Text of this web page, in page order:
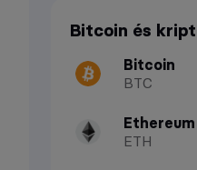
Bitcoin és
Bitcoin
BTC
Ethereum
ETH